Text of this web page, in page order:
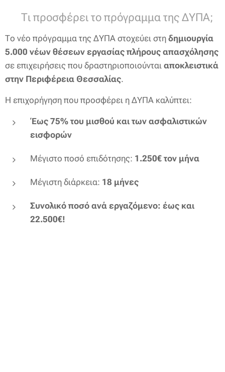
🔍 Τι προσφέρει το πρόγραμμα της ΔΥΠΑ;
Το νέο πρόγραμμα της ΔΥΠΑ στοχεύει στη δημιουργία
5.000 νέων θέσεων εργασίας πλήρους απασχόλησης
σε επιχειρήσεις που δραστηριοποιούνται αποκλειστικά
στην Περιφέρεια Θεσσαλίας.
Η επιχορήγηση που προσφέρει η ΔΥΠΑ καλύπτει:
Έως 75% του μισθού και των ασφαλιστικών
εισφορών
Μέγιστο ποσό επιδότησης: 1.250€ τον μήνα
Μέγιστη διάρκεια: 18 μήνες
Συνολικό ποσό ανά εργαζόμενο: έως και
22.500€!